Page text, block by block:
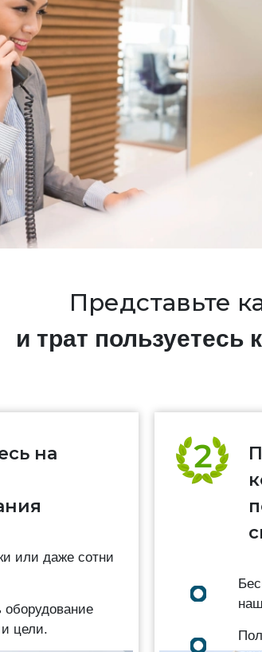
Представьте
и трат
на
или даже сотни
цели.